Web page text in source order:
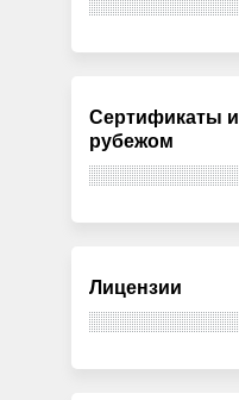
Сертификаты
рубежом
Лицензии